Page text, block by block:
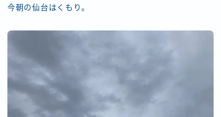
今朝の仙台はくもり。